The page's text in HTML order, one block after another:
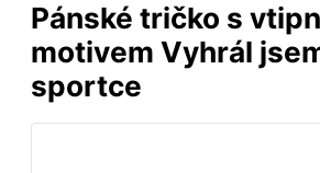
Pánské tričko s
motivem Vyhrál
sportce